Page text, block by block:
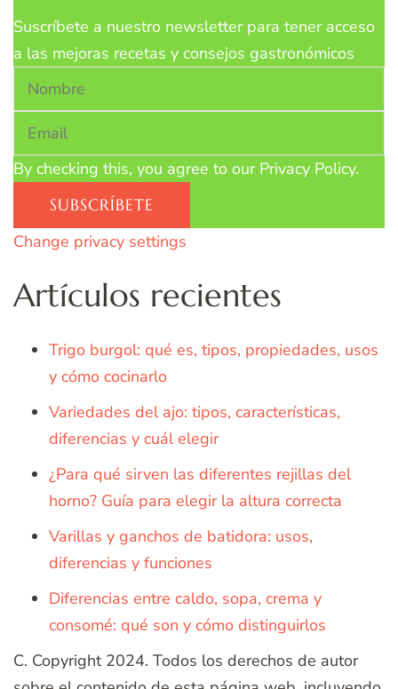
Suscríbete a nuestro newsletter para tener acceso
a las mejoras recetas y consejos gastronómicos
By checking this, you agree to our Privacy Policy.
Change privacy settings
Artículos recientes
Trigo burgol: qué es, tipos, propiedades, usos
y cómo cocinarlo
Variedades del ajo: tipos, características,
diferencias y cuál elegir
¿Para qué sirven las diferentes rejillas del
horno? Guía para elegir la altura correcta
Varillas y ganchos de batidora: usos,
diferencias y funciones
Diferencias entre caldo, sopa, crema y
consomé: qué son y cómo distinguirlos
C. Copyright 2024. Todos los derechos de autor